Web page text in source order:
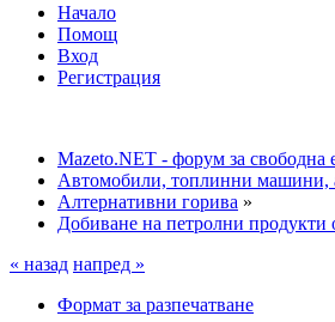
Начало
Помощ
Вход
Регистрация
Mazeto.NET - форум за свободна
Автомобили, топлинни машини,
Алтернативни горива »
Добиване на петролни продукти
« назад напред »
Формат за разпечатване